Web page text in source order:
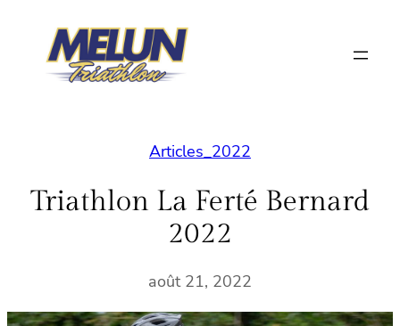
contenu
Articles_2022
Triathlon La Ferté Bernard
2022
août 21, 2022